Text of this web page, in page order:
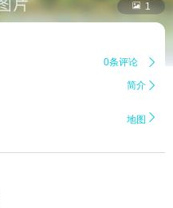
 1
0条评论 
简介 
地图 